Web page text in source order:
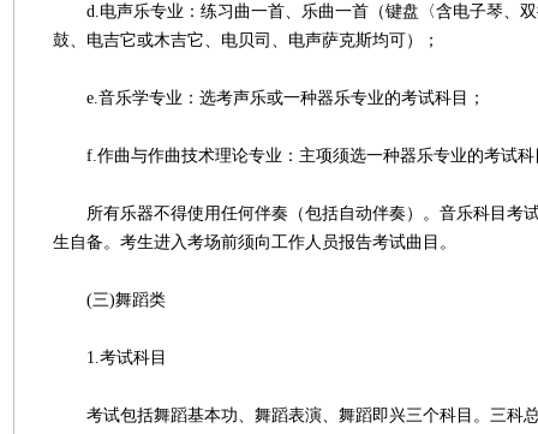
d.电声乐专业：练习曲一首、乐曲一首（键盘〈含电子琴、双
鼓、电吉它或木吉它、电贝司、电声萨克斯均可）；
e.音乐学专业：选考声乐或一种器乐专业的考试科目；
f.作曲与作曲技术理论专业：主项须选一种器乐专业的考试科
所有乐器不得使用任何伴奏（包括自动伴奏）。音乐科目考
生自备。考生进入考场前须向工作人员报告考试曲目。
(三)舞蹈类
1.考试科目
考试包括舞蹈基本功、舞蹈表演、舞蹈即兴三个科目。三科